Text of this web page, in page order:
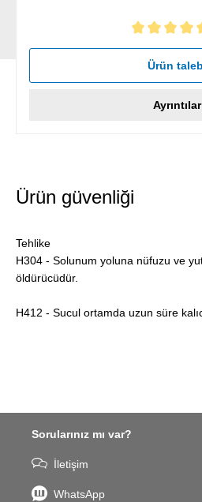
5 yıldız üzerinden 5 ortalama
Ürün
Ayrıntılar
Ürün güvenliği
Tehlike
H304 - Solunum yoluna nüfuzu ve
öldürücüdür.
H412 - Sucul ortamda uzun süre
Sorularınız mı var?
İletişim
WhatsApp